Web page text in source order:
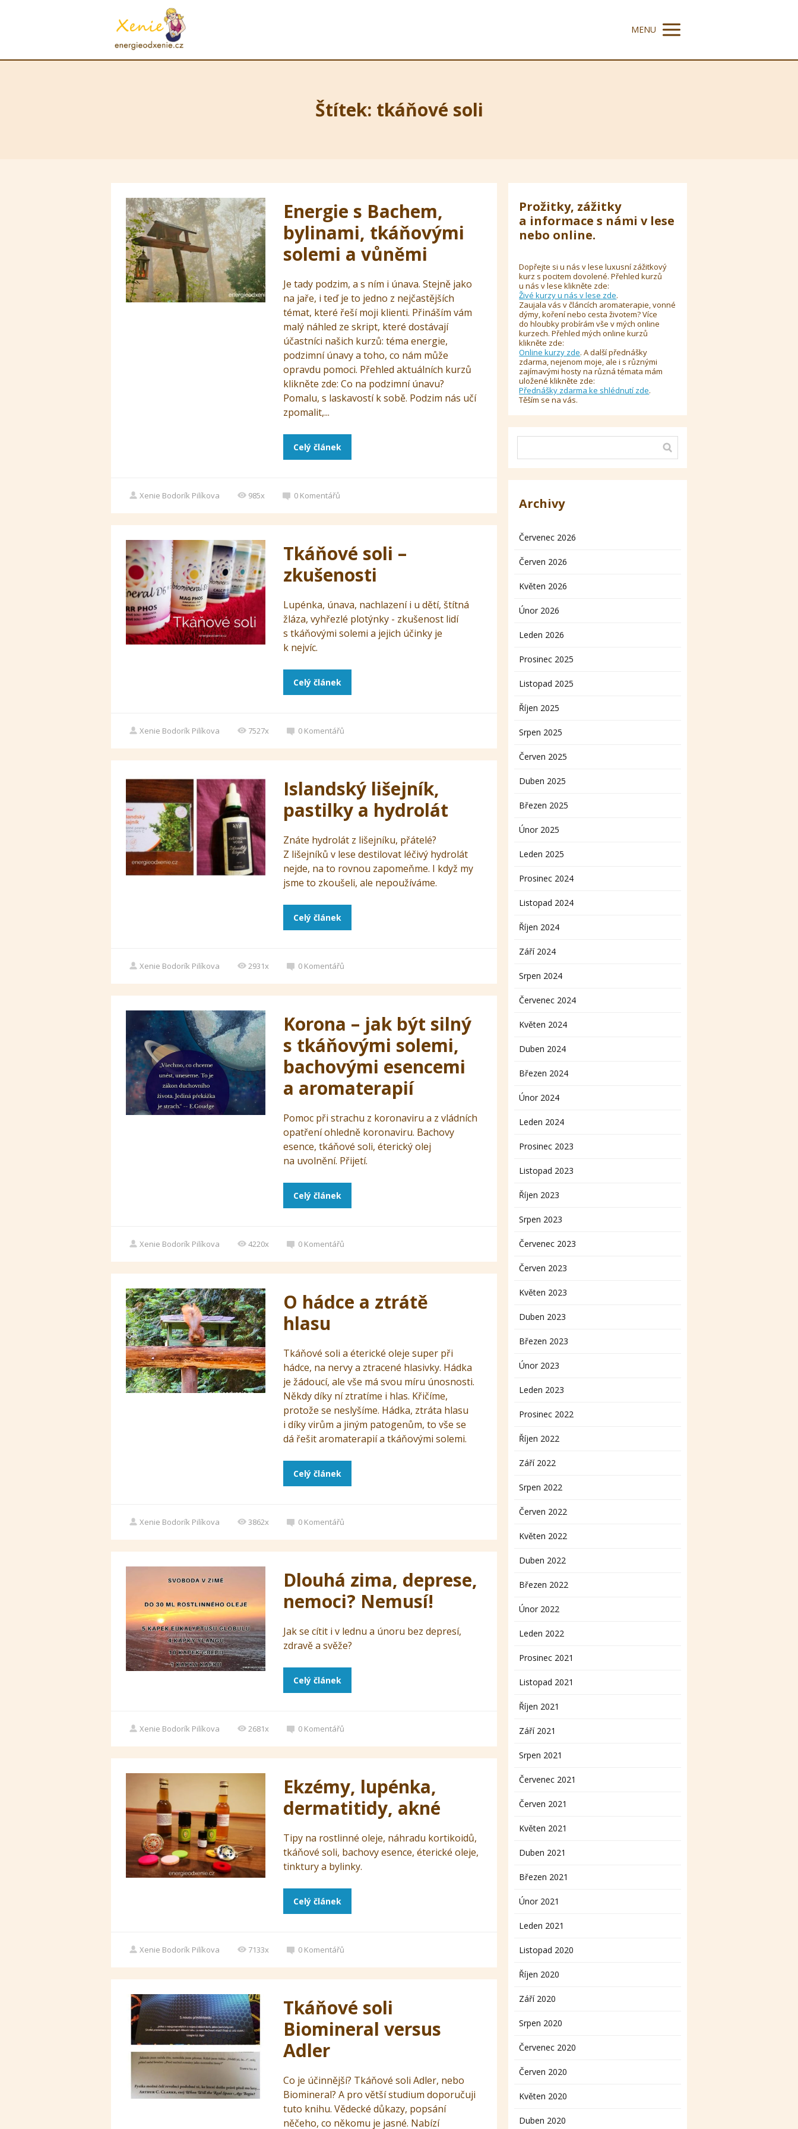
MENU
Štítek: tkáňové soli
Energie s Bachem,
bylinami, tkáňovými
solemi a vůněmi
Je tady podzim, a s ním i únava. Stejně jako
na jaře, i teď je to jedno z nejčastějších
témat, které řeší moji klienti. Přináším vám
malý náhled ze skript, které dostávají
účastníci našich kurzů: téma energie,
podzimní únavy a toho, co nám může
opravdu pomoci. Přehled aktuálních kurzů
klikněte zde: Co na podzimní únavu?
Pomalu, s laskavostí k sobě. Podzim nás učí
zpomalit,...
Celý článek
Xenie Bodorík Pilíkova 985x 0 Komentářů
Tkáňové soli –
zkušenosti
Lupénka, únava, nachlazení i u dětí, štítná
žláza, vyhřezlé plotýnky - zkušenost lidí
s tkáňovými solemi a jejich účinky je
k nejvíc.
Celý článek
Xenie Bodorík Pilíkova 7527x 0 Komentářů
Islandský lišejník,
pastilky a hydrolát
Znáte hydrolát z lišejníku, přátelé?
Z lišejníků v lese destilovat léčivý hydrolát
nejde, na to rovnou zapomeňme. I když my
jsme to zkoušeli, ale nepoužíváme.
Celý článek
Xenie Bodorík Pilíkova 2931x 0 Komentářů
Korona – jak být silný
s tkáňovými solemi,
bachovými esencemi
a aromaterapií
Pomoc při strachu z koronaviru a z vládních
opatření ohledně koronaviru. Bachovy
esence, tkáňové soli, éterický olej
na uvolnění. Přijetí.
Celý článek
Xenie Bodorík Pilíkova 4220x 0 Komentářů
O hádce a ztrátě
hlasu
Tkáňové soli a éterické oleje super při
hádce, na nervy a ztracené hlasivky. Hádka
je žádoucí, ale vše má svou míru únosnosti.
Někdy díky ní ztratíme i hlas. Křičíme,
protože se neslyšíme. Hádka, ztráta hlasu
i díky virům a jiným patogenům, to vše se
dá řešit aromaterapií a tkáňovými solemi.
Celý článek
Xenie Bodorík Pilíkova 3862x 0 Komentářů
Dlouhá zima, deprese,
nemoci? Nemusí!
Jak se cítit i v lednu a únoru bez depresí,
zdravě a svěže?
Celý článek
Xenie Bodorík Pilíkova 2681x 0 Komentářů
Ekzémy, lupénka,
dermatitidy, akné
Tipy na rostlinné oleje, náhradu kortikoidů,
tkáňové soli, bachovy esence, éterické oleje,
tinktury a bylinky.
Celý článek
Xenie Bodorík Pilíkova 7133x 0 Komentářů
Tkáňové soli
Biomineral versus
Adler
Co je účinnější? Tkáňové soli Adler, nebo
Biomineral? A pro větší studium doporučuji
tuto knihu. Vědecké důkazy, popsání
něčeho, co někomu je jasné. Nabízí
Prožitky, zážitky
a informace s námi v lese
nebo online.
Dopřejte si u nás v lese luxusní zážitkový
kurz s pocitem dovolené. Přehled kurzů
u nás v lese klikněte zde:
Živé kurzy u nás v lese zde.
Zaujala vás v článcích aromaterapie, vonné
dýmy, koření nebo cesta životem? Více
do hloubky probírám vše v mých online
kurzech. Přehled mých online kurzů
klikněte zde:
Online kurzy zde. A další přednášky
zdarma, nejenom moje, ale i s různými
zajímavými hosty na různá témata mám
uložené klikněte zde:
Přednášky zdarma ke shlédnutí zde.
Těším se na vás.
Archivy
Červenec 2026
Červen 2026
Květen 2026
Únor 2026
Leden 2026
Prosinec 2025
Listopad 2025
Říjen 2025
Srpen 2025
Červen 2025
Duben 2025
Březen 2025
Únor 2025
Leden 2025
Prosinec 2024
Listopad 2024
Říjen 2024
Září 2024
Srpen 2024
Červenec 2024
Květen 2024
Duben 2024
Březen 2024
Únor 2024
Leden 2024
Prosinec 2023
Listopad 2023
Říjen 2023
Srpen 2023
Červenec 2023
Červen 2023
Květen 2023
Duben 2023
Březen 2023
Únor 2023
Leden 2023
Prosinec 2022
Říjen 2022
Září 2022
Srpen 2022
Červen 2022
Květen 2022
Duben 2022
Březen 2022
Únor 2022
Leden 2022
Prosinec 2021
Listopad 2021
Říjen 2021
Září 2021
Srpen 2021
Červenec 2021
Červen 2021
Květen 2021
Duben 2021
Březen 2021
Únor 2021
Leden 2021
Listopad 2020
Říjen 2020
Září 2020
Srpen 2020
Červenec 2020
Červen 2020
Květen 2020
Duben 2020